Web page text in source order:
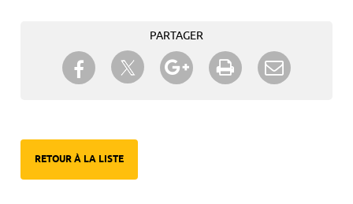
PARTAGER
Partager sur Facebook
Partager sur TwitterPartager sur Google+
Imprimer
RETOUR À LA LISTE